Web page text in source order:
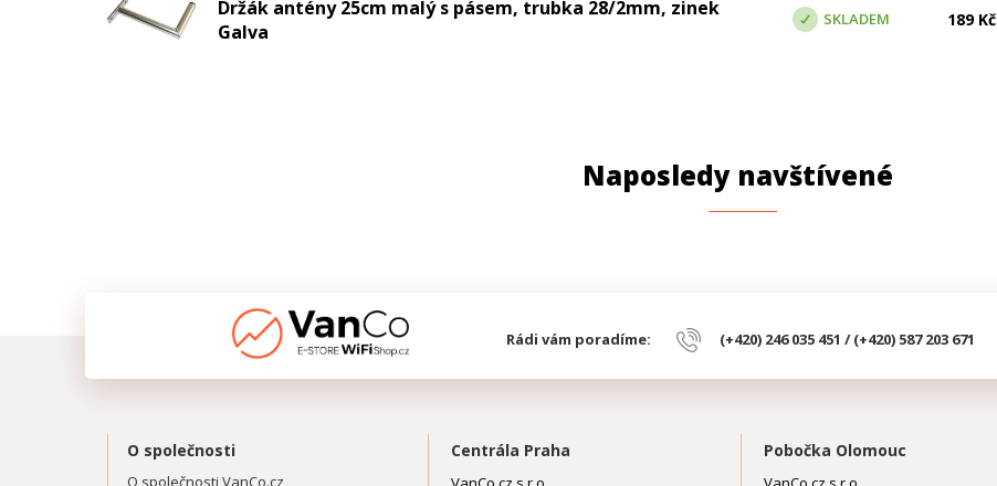
Držák antény 25cm malý s pásem, trubka 28/2mm, zinek
Galva
SKLADEM 189Kč
Naposledy navštívené
Rádi vám poradíme: (+420) 246 035 451 / (+420) 587 203 671
O společnosti
O společnosti VanCo.cz
Centrála Praha Pobočka Olomouc